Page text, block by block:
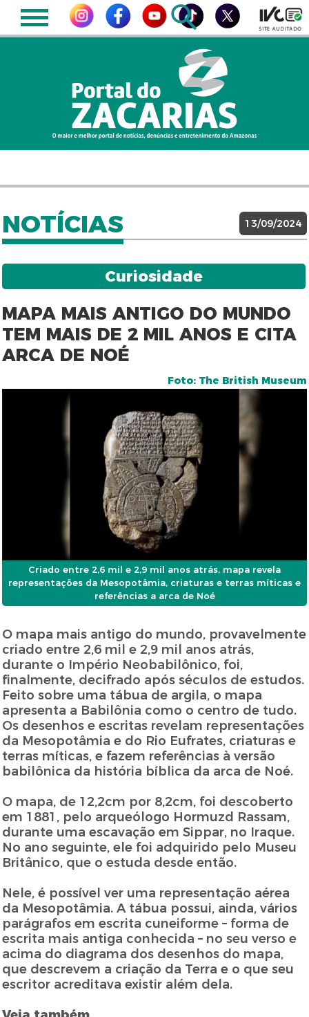
NOTÍCIAS 13/09/2024
Curiosidade
MAPA MAIS ANTIGO DO MUNDO
TEM MAIS DE 2 MIL ANOS E CITA
ARCA DE NOÉ
Foto: The British Museum
Criado entre 2,6 mil e 2,9 mil anos atrás, mapa revela
representações da Mesopotâmia, criaturas e terras míticas e
referências a arca de Noé
O mapa mais antigo do mundo, provavelmente
criado entre 2,6 mil e 2,9 mil anos atrás,
durante o Império Neobabilônico, foi,
finalmente, decifrado após séculos de estudos.
Feito sobre uma tábua de argila, o mapa
apresenta a Babilônia como o centro de tudo.
Os desenhos e escritas revelam representações
da Mesopotâmia e do Rio Eufrates, criaturas e
terras míticas, e fazem referências à versão
babilônica da história bíblica da arca de Noé.
O mapa, de 12,2cm por 8,2cm, foi descoberto
em 1881, pelo arqueólogo Hormuzd Rassam,
durante uma escavação em Sippar, no Iraque.
No ano seguinte, ele foi adquirido pelo Museu
Britânico, que o estuda desde então.
Nele, é possível ver uma representação aérea
da Mesopotâmia. A tábua possui, ainda, vários
parágrafos em escrita cuneiforme – forma de
escrita mais antiga conhecida – no seu verso e
acima do diagrama dos desenhos do mapa,
que descrevem a criação da Terra e o que seu
escritor acreditava existir além dela.